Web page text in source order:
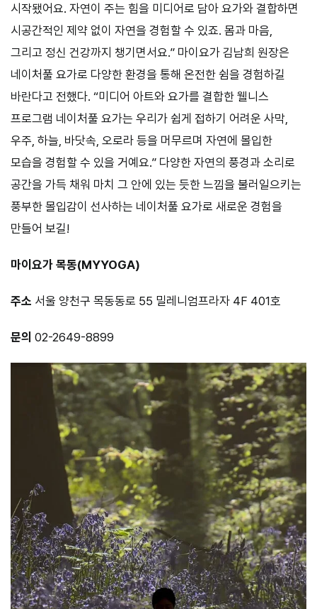
시작됐어요. 자연이 주는 힘을 미디어로 담아 요가와 결합하면
시공간적인 제약 없이 자연을 경험할 수 있죠. 몸과 마음,
그리고 정신 건강까지 챙기면서요.” 마이요가 김남희 원장은
네이처풀 요가로 다양한 환경을 통해 온전한 쉼을 경험하길
바란다고 전했다. “미디어 아트와 요가를 결합한 웰니스
프로그램 네이처풀 요가는 우리가 쉽게 접하기 어려운 사막,
우주, 하늘, 바닷속, 오로라 등을 머무르며 자연에 몰입한
모습을 경험할 수 있을 거예요.” 다양한 자연의 풍경과 소리로
공간을 가득 채워 마치 그 안에 있는 듯한 느낌을 불러일으키는
풍부한 몰입감이 선사하는 네이처풀 요가로 새로운 경험을
만들어 보길!
마이요가 목동(MYYOGA)
주소 서울 양천구 목동동로 55 밀레니엄프라자 4F 401호
문의 02-2649-8899